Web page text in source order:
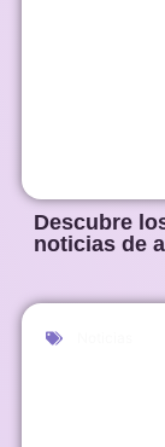
Descubre
noticias de